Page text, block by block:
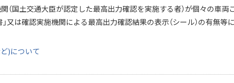
（国土交通大臣が認定した最高出力確認を実施する者）が個々の車両
又は確認実施機関による最高出力確認結果の表示（シール）の有無等
)について